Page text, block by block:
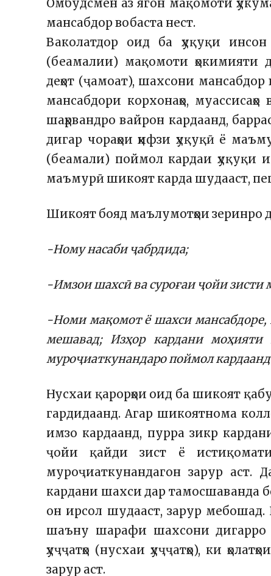
Омбудсмен аз ягон мақомоти
мансабдор вобаста нест.
Ваколатдор оид ба ҳуқуқи
(беамалии) мақомоти ҳокимияти
деҳот (ҷамоат), шахсони
мансабдори корхонаҳо,
шаҳрвандро вайрон кардаанд,
дигар чораҳои ҳифзи ҳуқуқӣ ё
(беамали) поймол кардаи ҳуқуқи
маъмурӣ шикоят карда шудааст,
Шикоят бояд маълумотҳои зеринро
-Ному насаби ҷабрдида;
-Имзои шахсӣ ва суроғаи ҷойи зисти
-Номи мақомот ё шахси мансабдоре,
мешавад; Изҳор кардани
муроҷиаткунандаро поймол
Нусхаи қарорҳои оид ба шикоят
гардидаанд. Агар шикоятнома
имзо кардаанд, пурра зикр
ҷойи қайди зист ё
муроҷиаткунандагон зарур аст.
кардани шахси дар тамосшаванда
он ирсол шудааст, зарур
шаъну шарафи шахсони
ҳуҷҷатҳо (нусхаи ҳуҷҷатҳо), ки
зарур аст.